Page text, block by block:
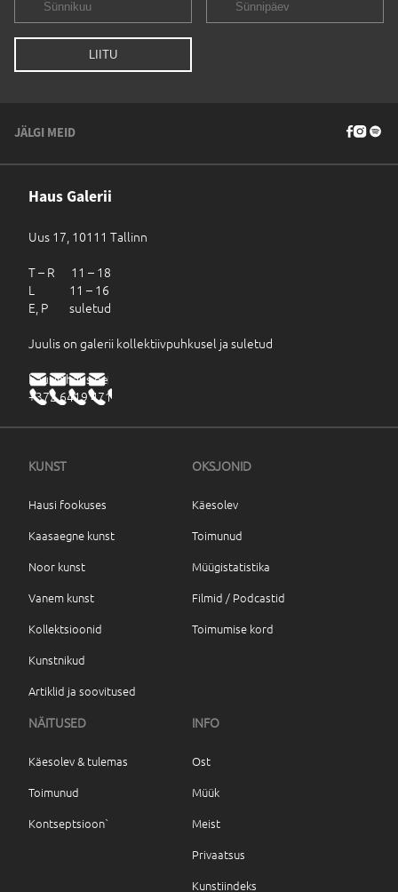
JÄLGI MEID
Haus Galerii
Uus 17, 10111 Tallinn
T – R 11 – 18
L 11 – 16
E, P suletud
Juulis on galerii kollektiivpuhkusel ja suletud
haus@haus.ee
+372 6419 471
KUNST
Hausi fookuses
Kaasaegne kunst
Noor kunst
Vanem kunst
Kollektsioonid
Kunstnikud
Artiklid ja soovitused
OKSJONID
Käesolev
Toimunud
Müügistatistika
Filmid / Podcastid
Toimumise kord
NÄITUSED
Käesolev & tulemas
Toimunud
Kontseptsioon`
INFO
Ost
Müük
Meist
Privaatsus
Kunstiindeks